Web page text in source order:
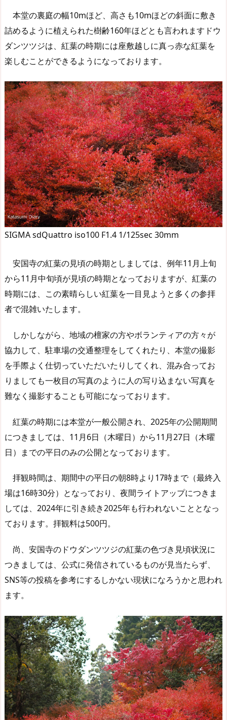
本堂の裏庭の幅10mほど、高さも10mほどの斜面に敷き
詰めるように植えられた樹齢160年ほどとも言われますドウ
ダンツツジは、紅葉の時期には座敷越しに真っ赤な紅葉を
楽しむことができるようになっております。
SIGMA sdQuattro iso100 F1.4 1/125sec 30mm
安国寺の紅葉の見頃の時期としましては、例年11月上旬
から11月中旬頃が見頃の時期となっておりますが、紅葉の
時期には、この素晴らしい紅葉を一目見ようと多くの参拝
者で混雑いたします。
しかしながら、地域の檀家の方やボランティアの方々が
協力して、駐車場の交通整理をしてくれたり、本堂の撮影
を手際よく仕切っていただいたりしてくれ、混み合ってお
りましても一枚目の写真のように人の写り込まない写真を
難なく撮影することも可能になっております。
紅葉の時期には本堂が一般公開され、2025年の公開期間
につきましては、11月6日（木曜日）から11月27日（木曜
日）までの平日のみの公開となっております。
拝観時間は、期間中の平日の朝8時より17時まで（最終入
場は16時30分）となっており、夜間ライトアップにつきま
しては、2024年に引き続き2025年も行われないこととなっ
ております。拝観料は500円。
尚、安国寺のドウダンツツジの紅葉の色づき見頃状況に
つきましては、公式に発信されているものが見当たらず、
SNS等の投稿を参考にするしかない現状になろうかと思われ
ます。